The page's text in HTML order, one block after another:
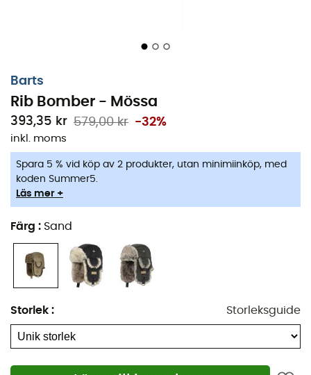
Barts
Rib Bomber - Mössa
393,35 kr 579,00 kr -32%
inkl. moms
Spara 5 % vid köp av 2 produkter, utan minimiinköp, med
koden Summer5.
Läs mer +
Färg : Sand
Storlek : Storleksguide